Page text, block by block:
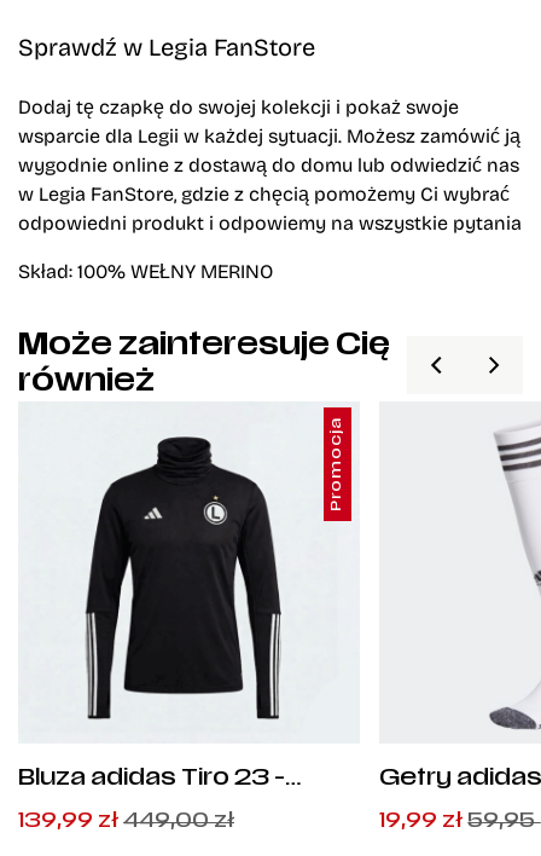
Sprawdź w Legia FanStore
Dodaj tę czapkę do swojej kolekcji i pokaż swoje
wsparcie dla Legii w każdej sytuacji. Możesz zamówić ją
wygodnie online z dostawą do domu lub odwiedzić nas
w Legia FanStore, gdzie z chęcią pomożemy Ci wybrać
odpowiedni produkt i odpowiemy na wszystkie pytania
Skład: 100% WEŁNY MERINO
Może zainteresuje Cię
również
Promocja
Bluza adidas Tiro 23 -
Pierwotna
Aktualna
139,99 zł 449,00zł
Getry
Pierwotna
Aktualna
19,99 zł 59,95